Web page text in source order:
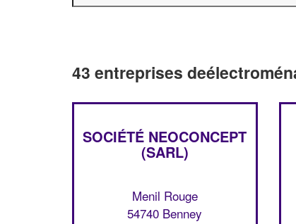
43 entreprises
SOCIÉTÉ NEOCONCEPT
(SARL)
Menil Rouge
54740 Benney